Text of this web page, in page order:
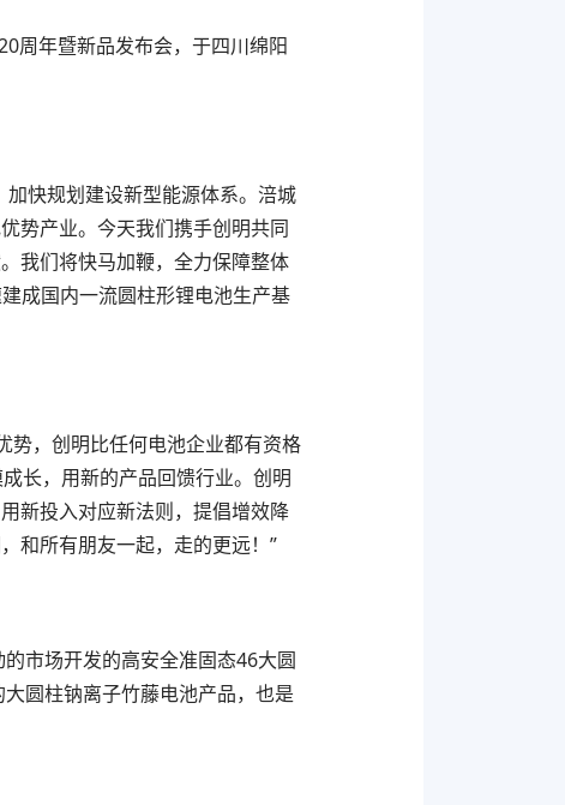
周年暨新品发布会，于四川绵阳
快规划建设新型能源体系。涪城
势产业。今天我们携手创明共同
我们将快马加鞭，全力保障整体
成国内一流圆柱形锂电池生产基
势，创明比任何电池企业都有资格
长，用新的产品回馈行业。创明
新投入对应新法则，提倡增效降
和所有朋友一起，走的更远！”
市场开发的高安全准固态46大圆
圆柱钠离子竹藤电池产品，也是